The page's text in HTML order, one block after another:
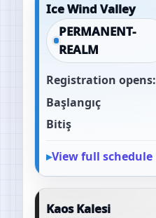
Ice Wind Valley
PERMANENT-
REALM
Registration opens:
Başlangıç
Bitiş
View full schedule
Kaos Kalesi